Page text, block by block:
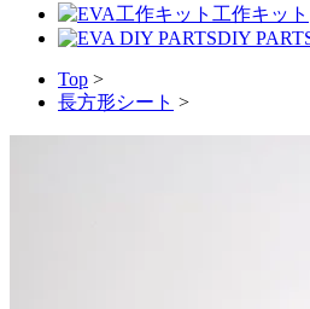
工作キット
DIY
Top >
長方形シート >